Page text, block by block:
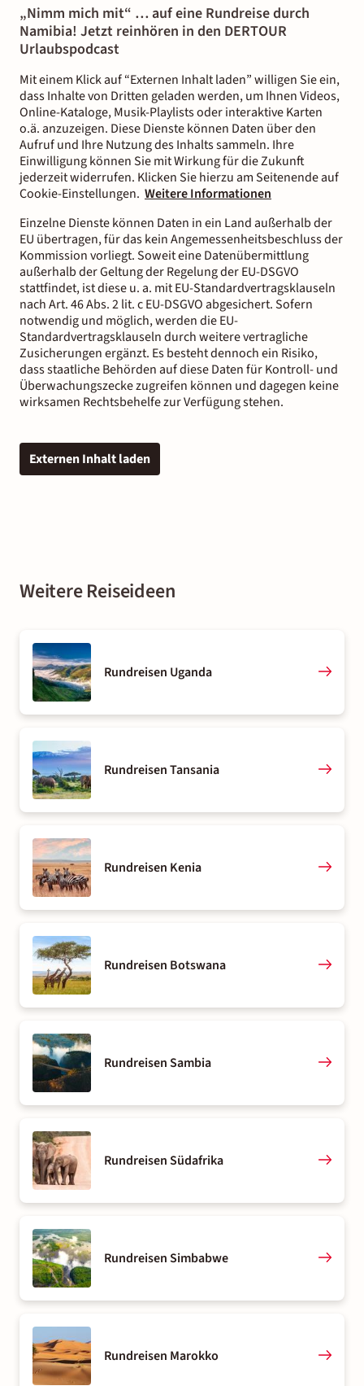
„Nimm mich mit“ … auf eine Rundreise durch
Namibia! Jetzt reinhören in den DERTOUR
Urlaubspodcast
Mit einem Klick auf “Externen Inhalt laden” willigen Sie ein,
dass Inhalte von Dritten geladen werden, um Ihnen Videos,
Online-Kataloge, Musik-Playlists oder interaktive Karten
o.ä. anzuzeigen. Diese Dienste können Daten über den
Aufruf und Ihre Nutzung des Inhalts sammeln. Ihre
Einwilligung können Sie mit Wirkung für die Zukunft
jederzeit widerrufen. Klicken Sie hierzu am Seitenende auf
Cookie-Einstellungen. Weitere Informationen
Einzelne Dienste können Daten in ein Land außerhalb der
EU übertragen, für das kein Angemessenheitsbeschluss der
Kommission vorliegt. Soweit eine Datenübermittlung
außerhalb der Geltung der Regelung der EU-DSGVO
stattfindet, ist diese u. a. mit EU-Standardvertragsklauseln
nach Art. 46 Abs. 2 lit. c EU-DSGVO abgesichert. Sofern
notwendig und möglich, werden die EU-
Standardvertragsklauseln durch weitere vertragliche
Zusicherungen ergänzt. Es besteht dennoch ein Risiko,
dass staatliche Behörden auf diese Daten für Kontroll- und
Überwachungszecke zugreifen können und dagegen keine
wirksamen Rechtsbehelfe zur Verfügung stehen.
Externen Inhalt laden
Weitere Reiseideen
Rundreisen Uganda
Rundreisen Tansania
Rundreisen Kenia
Rundreisen Botswana
Rundreisen Sambia
Rundreisen Südafrika
Rundreisen Simbabwe
Rundreisen Marokko